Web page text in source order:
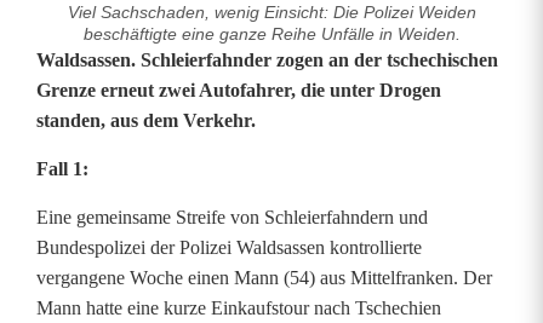
Viel Sachschaden, wenig Einsicht: Die Polizei Weiden
beschäftigte eine ganze Reihe Unfälle in Weiden.
U
n
t
e
r
D
Waldsassen. Schleierfahnder zogen an der tschechischen
Grenze erneut zwei Autofahrer, die unter Drogen
standen, aus dem Verkehr.
Fall 1:
Eine gemeinsame Streife von Schleierfahndern und
Bundespolizei der Polizei Waldsassen kontrollierte
vergangene Woche einen Mann (54) aus Mittelfranken. Der
Mann hatte eine kurze Einkaufstour nach Tschechien